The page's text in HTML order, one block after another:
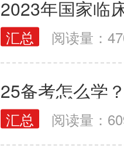
汇总 阅读量：
25备考怎么学
汇总 阅读量：